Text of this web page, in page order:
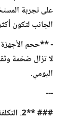
على تجربة
الجانب لتكون
- **حجم الأجهزة
لا تزال ضخمة
اليومي.
---
### **2. التكلفة وسهولة الوصول**